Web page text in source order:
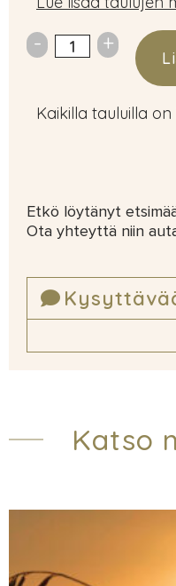
Kaikilla tauluilla
Etkö löytänyt
Ota yhteyttä niin
Katso